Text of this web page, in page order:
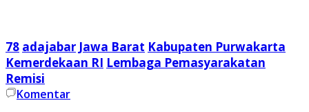
78 adajabar Jawa Barat Kabupaten Purwakarta
Kemerdekaan RI Lembaga Pemasyarakatan
Remisi
Komentar